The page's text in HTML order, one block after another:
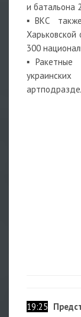
и батальона
▪️ВКС
Харьковской
300
▪️Ракетные
19:25